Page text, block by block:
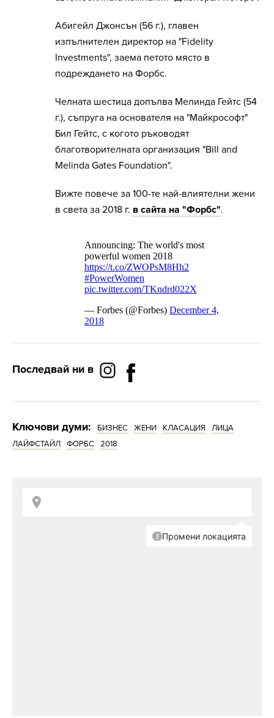
Абигейл Джонсън (56 г.), главен
изпълнителен директор на "Fidelity
Investments", заема петото място в
подреждането на Форбс.
Челната шестица допълва Мелинда Гейтс (54
г.), съпруга на основателя на "Майкрософт"
Бил Гейтс, с когото ръководят
благотворителната организация "Bill and
Melinda Gates Foundation".
Вижте повече за 100-те най-влиятелни жени
в света за 2018 г. в сайта на "Форбс".
Последвай ни в
Ключови думи: БИЗНЕС ЖЕНИ КЛАСАЦИЯ
ЛИЦА
ЛАЙФСТАЙЛ
ФОРБС 2018